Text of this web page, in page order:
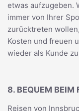
etwas aufzugeben.
immer von Ihrer
zurücktreten
Kosten und freuen
wieder als Kunde
8. BEQUEM BEIM
Reisen von